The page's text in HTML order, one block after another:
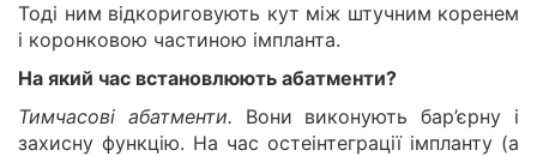
Тоді ним відкориговують кут між штучним коренем
і коронковою частиною імпланта.
На який час встановлюють абатменти?
Тимчасові абатменти. Вони виконують бар’єрну і
захисну функцію. На час остеінтеграції імпланту (а